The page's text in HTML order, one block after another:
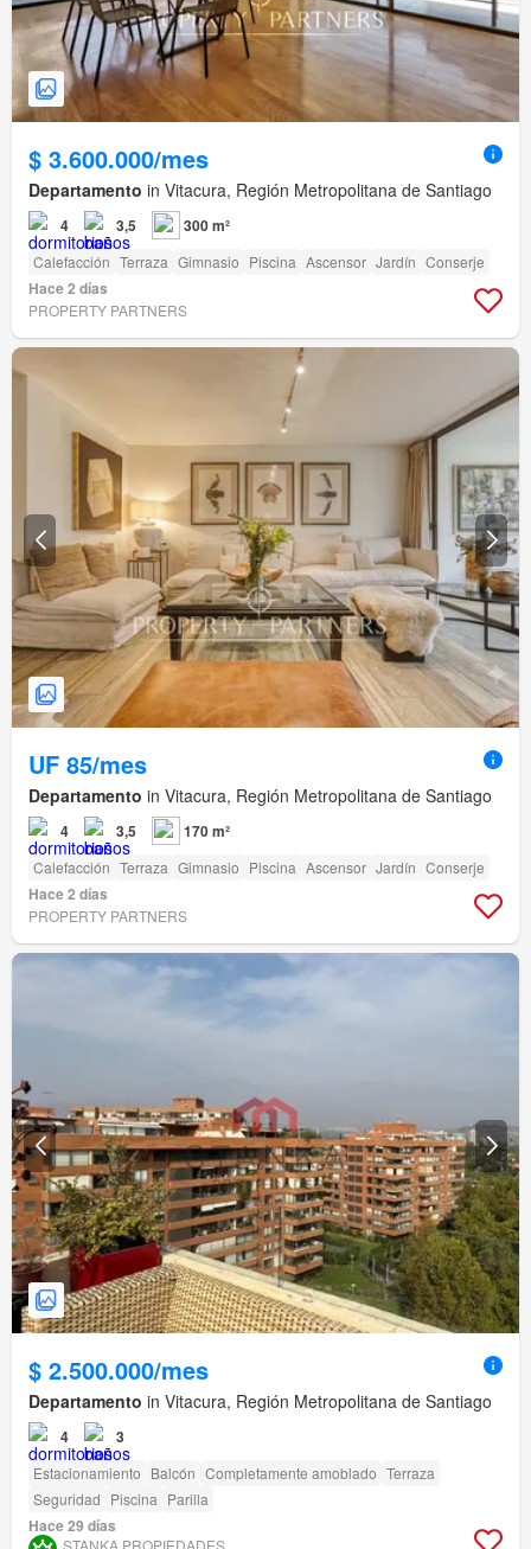
$ 3.600.000/mes
Departamento in Vitacura, Región Metropolitana de Santiago
4 3,5 300 m²
Calefacción Terraza Gimnasio Piscina Ascensor Jardín Conserje
Hace 2 días
PROPERTY PARTNERS
UF 85/mes
Departamento in Vitacura, Región Metropolitana de Santiago
4 3,5 170 m²
Calefacción Terraza Gimnasio Piscina Ascensor Jardín Conserje
Hace 2 días
PROPERTY PARTNERS
$ 2.500.000/mes
Departamento in Vitacura, Región Metropolitana de Santiago
4 3
Estacionamiento Balcón Completamente amoblado Terraza
Seguridad Piscina Parilla
Hace 29 días